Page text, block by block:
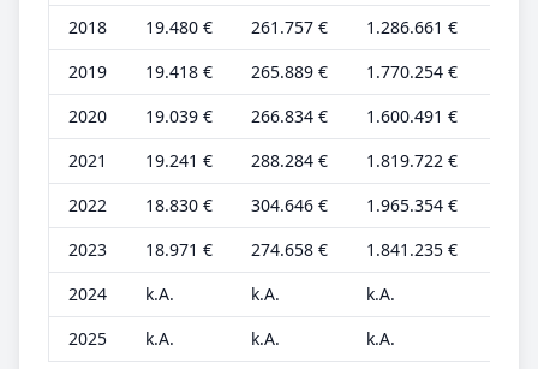
2018
19.480 € 261.757 € 1.286.661 €
2019
19.418 € 265.889 € 1.770.254 €
2020
19.039 € 266.834 € 1.600.491 €
2021
19.241 € 288.284 € 1.819.722 €
2022
18.830 € 304.646 € 1.965.354 €
2023
18.971 € 274.658 € 1.841.235 €
2024
k.A. k.A. k.A.
2025
k.A. k.A. k.A.